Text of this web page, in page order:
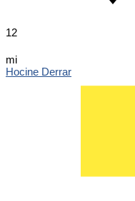
12
mi
Hocine Derrar